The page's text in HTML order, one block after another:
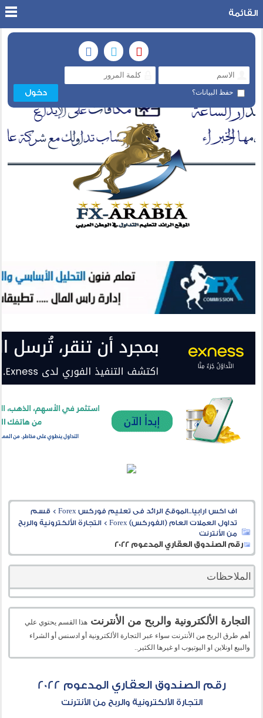
حفظ البيانات؟
القائمة
اف اكس ارابيا..الموقع الرائد فى تعليم فوركس Forex > قسم
تداول العملات العام (الفوركس) Forex
>التجارة الألكترونية والربح
من الأنترنت
رقم الصندوق العقاري المدعوم 2022
الملاحظات
التجارة الألكترونية والربح من الأنترنت هذا القسم يحتوي علي
أهم طرق الربح من الأنترنت سواء عبر التجارة الألكترونية أو ادسنس أو الشراء
والبيع اونلاين او اليوتيوب او غيرها الكثير..
رقم الصندوق العقاري المدعوم 2022
التجارة الألكترونية والربح من الأنترنت